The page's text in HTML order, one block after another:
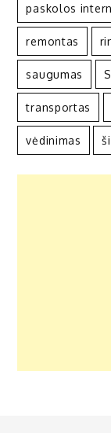
paskolos
remontas
saugumas
transportas
vėdinimas